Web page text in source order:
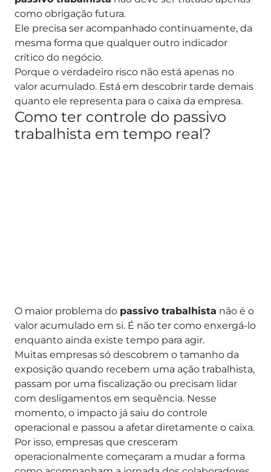
como obrigação futura.
Ele precisa ser acompanhado continuamente, da
mesma forma que qualquer outro indicador
crítico do negócio.
Porque o verdadeiro risco não está apenas no
valor acumulado. Está em descobrir tarde demais
quanto ele representa para o caixa da empresa.
Como ter controle do passivo
trabalhista em tempo real?
O maior problema do passivo trabalhista não é o
valor acumulado em si. É não ter como enxergá-lo
enquanto ainda existe tempo para agir.
Muitas empresas só descobrem o tamanho da
exposição quando recebem uma ação trabalhista,
passam por uma fiscalização ou precisam lidar
com desligamentos em sequência. Nesse
momento, o impacto já saiu do controle
operacional e passou a afetar diretamente o caixa.
Por isso, empresas que cresceram
operacionalmente começaram a mudar a forma